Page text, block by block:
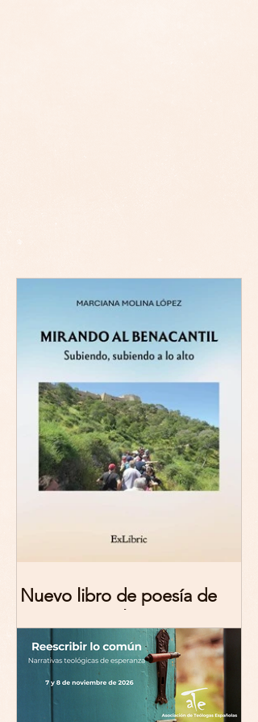
Nuevo libro de poesía de
Marciana Molina